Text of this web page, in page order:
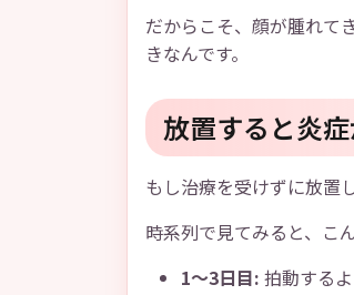
だからこそ、顔が腫れて
きなんです。
放置すると炎
もし治療を受けずに放置
時系列で見てみると、こ
1〜3日目: 拍動する